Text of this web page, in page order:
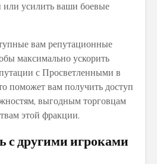
усилить ваши боевые
вам репутационные
максимально ускорить
с Просветленными в
поможет вам получить доступ
выгодным торговцам
этой фракции.
с другими игроками